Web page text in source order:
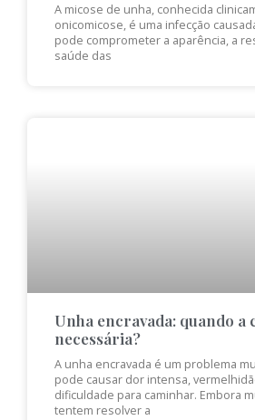
A micose de unha, conhecida
onicomicose, é uma infecção
pode comprometer a aparência, a
saúde das
Unha encravada: quando
necessária?
A unha encravada é um problema
pode causar dor intensa,
dificuldade para caminhar. Embora
tentem resolver a